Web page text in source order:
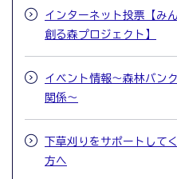
インターネット投票【み
創る森プロジェクト】
イベント情報～森林バン
関係～
下草刈りをサポートして
方へ